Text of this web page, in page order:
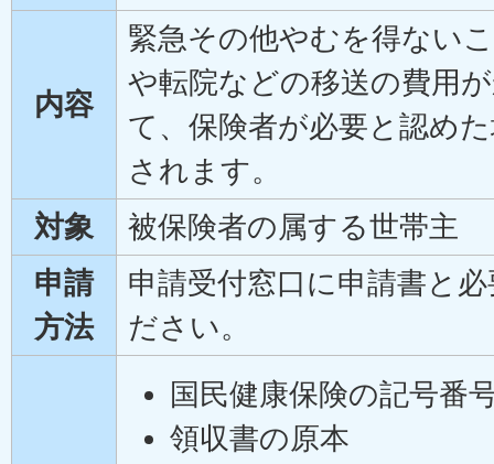
内容
緊急その他やむを得ない
や転院などの移送の費用
て、保険者が必要と認め
されます。
対象
被保険者の属する世帯主
申請
方法
申請受付窓口に申請書と
ださい。
国民健康保険の記号番
領収書の原本